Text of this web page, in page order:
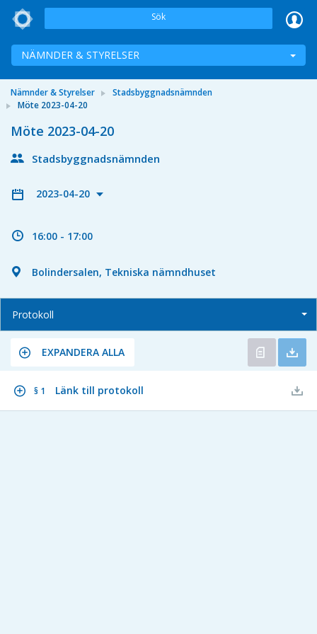
Sök
NÄMNDER & STYRELSER
Nämnder & Styrelser
Stadsbyggnadsnämnden
Möte 2023-04-20
Möte 2023-04-20
Stadsbyggnadsnämnden
2023-04-20
16:00 - 17:00
Bolindersalen, Tekniska nämndhuset
Protokoll
EXPANDERA ALLA
§ 1 Länk till protokoll